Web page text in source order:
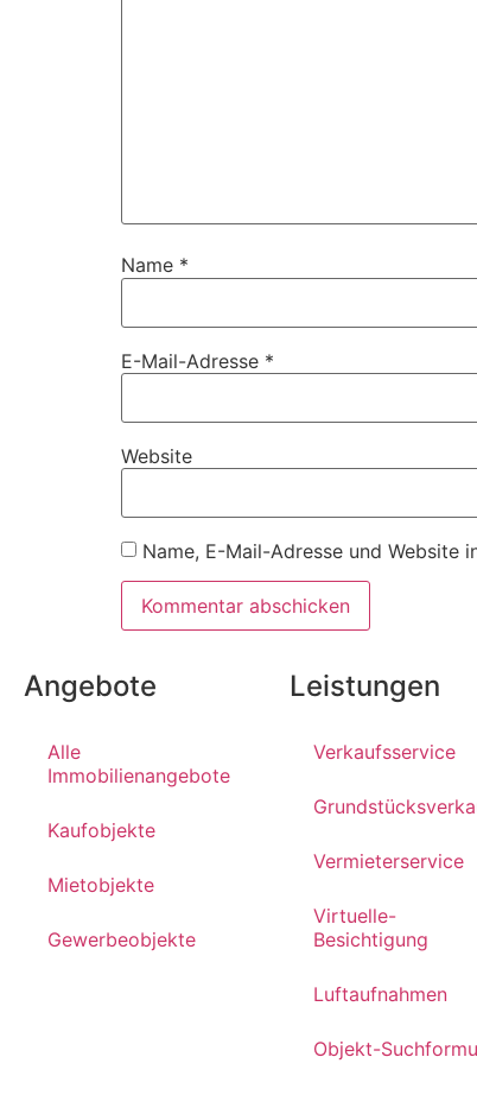
Name *
E-Mail-Adresse *
Website
Name, E-Mail-Adresse und Website
Angebote
Alle
Immobilienangebote
Kaufobjekte
Mietobjekte
Gewerbeobjekte
Leistungen
Verkaufsservice
Vermieterservice
Virtuelle-
Besichtigung
Luftaufnahmen
Objekt-